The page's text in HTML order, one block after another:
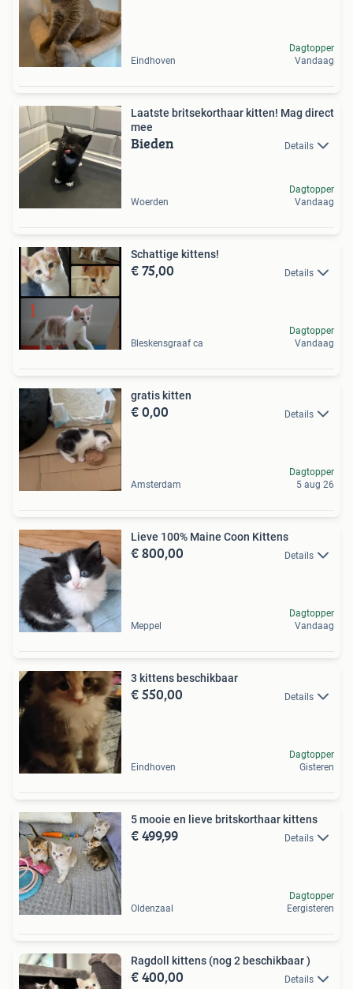
Eindhoven
Dagtopper
Vandaag
Laatste britsekorthaar kitten! Mag direct
mee
Bieden Details
Woerden
Dagtopper
Vandaag
Schattige kittens!
€ 75,00 Details
Bleskensgraaf ca
Dagtopper
Vandaag
gratis kitten
€ 0,00 Details
Amsterdam
Dagtopper
5 aug 26
Lieve 100% Maine Coon Kittens
€ 800,00 Details
Meppel
Dagtopper
Vandaag
3 kittens beschikbaar
€ 550,00 Details
Eindhoven
Dagtopper
Gisteren
5 mooie en lieve britskorthaar kittens
€ 499,99 Details
Oldenzaal
Dagtopper
Eergisteren
Ragdoll kittens (nog 2 beschikbaar )
€ 400,00 Details